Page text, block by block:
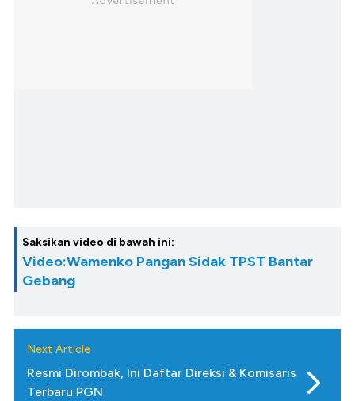
Saksikan video di bawah ini:
Video:Wamenko Pangan Sidak TPST Bantar
Gebang
Next Article
Resmi Dirombak, Ini Daftar Direksi & Komisaris
Terbaru PGN